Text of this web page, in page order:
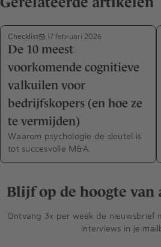
Checklist 17 februari 2026
De 10 meest
voorkomende cognitieve
valkuilen voor
bedrijfskopers (en hoe ze
te vermijden)
Waarom psychologie de sleutel is
tot succesvolle M&A.
Blijf op de hoogte van
Ontvang 3x per week de nieuwsbrief
interviews in je